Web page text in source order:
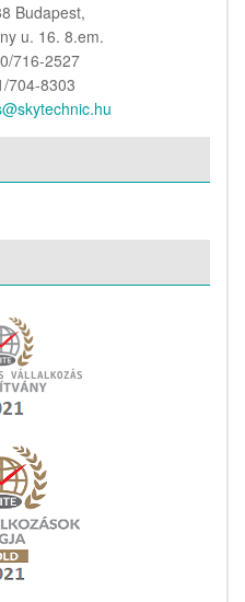
Budapest,
u. 16. 8.em.
716-2527
704-8303